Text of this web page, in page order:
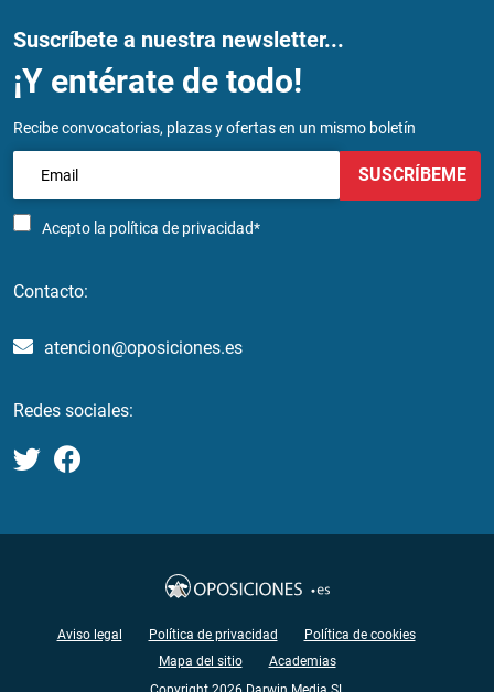
Suscríbete a nuestra newsletter...
¡Y entérate de todo!
Recibe convocatorias, plazas y ofertas en un mismo boletín
Acepto la política de privacidad*
SUSCRÍBEME
Contacto:
atencion@oposiciones.es
Redes sociales:
Aviso legal Política de privacidad
Política de cookies
Mapa del sitio
Academias